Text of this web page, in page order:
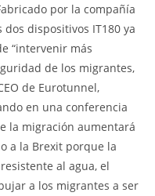
por la compañía
dos dispositivos IT180 ya
“intervenir más
de los migrantes,
de Eurotunnel,
en una conferencia
la migración aumentará
a la Brexit porque la
al agua, el
a los migrantes a ser